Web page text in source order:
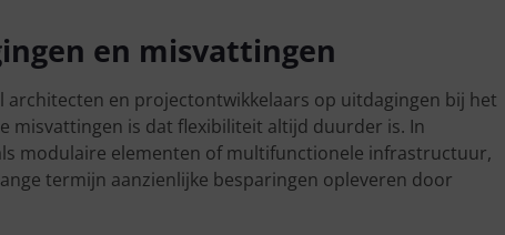
en misvattingen
architecten en projectontwikkelaars op uitdagingen bij het
misvattingen is dat flexibiliteit altijd duurder is. In
modulaire elementen of multifunctionele infrastructuur,
termijn aanzienlijke besparingen opleveren door